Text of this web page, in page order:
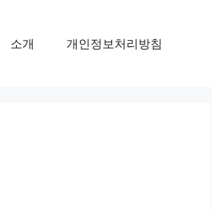
소개 개인정보처리방침